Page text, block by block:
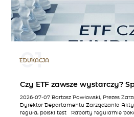
01
EDUKACJA
Czy ETF zawsze wystarczy?
2026-07-07 Bartosz Pawłowski, Prezes
Dyrektor Departamentu Zarządzania
reguła, polski test Raporty regularnie